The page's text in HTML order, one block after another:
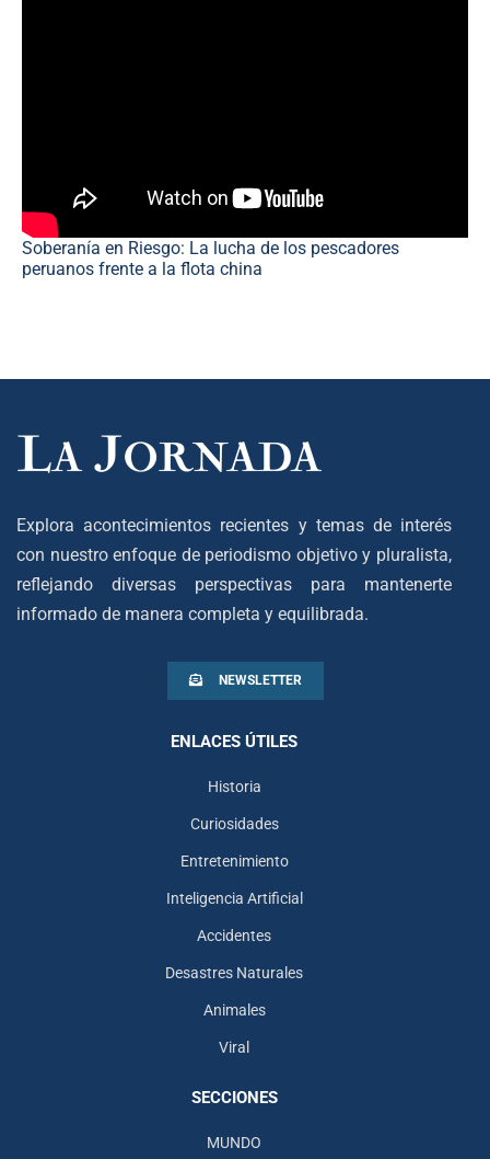
Soberanía en Riesgo: La lucha de los pescadores
peruanos frente a la flota china
Explora acontecimientos recientes y temas de interés
con nuestro enfoque de periodismo objetivo y pluralista,
reflejando diversas perspectivas para mantenerte
informado de manera completa y equilibrada.
NEWSLETTER
ENLACES ÚTILES
Historia
Curiosidades
Entretenimiento
Inteligencia Artificial
Accidentes
Desastres Naturales
Animales
Viral
SECCIONES
MUNDO